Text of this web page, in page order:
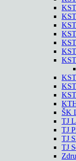
ŠK
TJ
TJ
TJ
TJ